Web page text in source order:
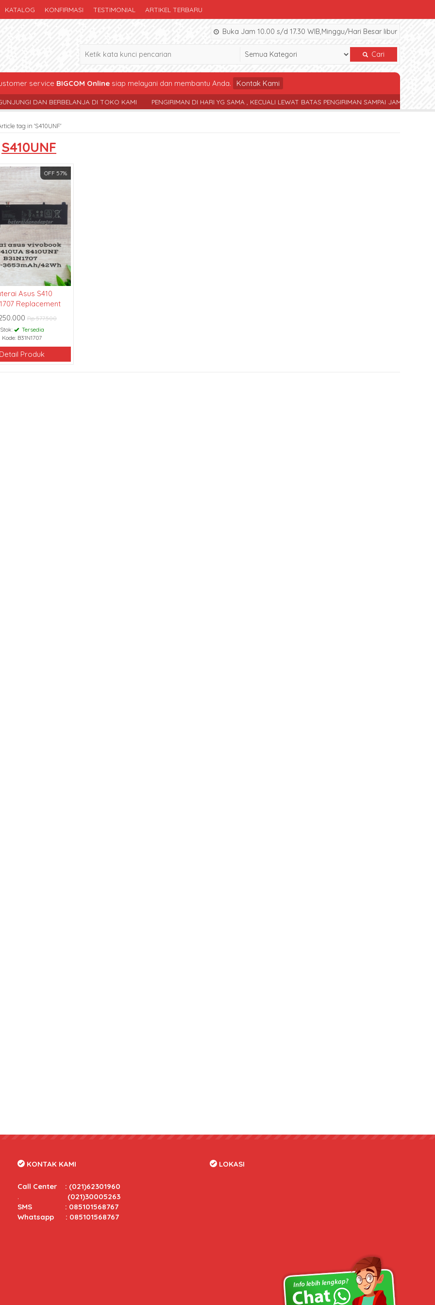
KATALOG KONFIRMASI TESTIMONIAL ARTIKEL TERBARU
Buka Jam 10.00 s/d 17.30 WIB,Minggu/Hari Besar libur
Cari
service BIGCOM Onlinesiap melayani dan membantu Anda. Kontak Kami
DAN BERBELANJA DI TOKO KAMI PENGIRIMAN DI HARI YG SAMA , KECUALI LEWAT BATAS PENGIRIMAN SAMPAI JAM 17.30 WIB
tag in 'S410UNF'
S410UNF
OFF 57%
Asus S410
Replacement
Rp 577.500
Stok:
Tersedia
Kode: B31N1707
Detail Produk
. (021)30005263
SMS : 085101568767
Whatsapp : 085101568767
Copyright © 2020 bateraidanadaptor.com - All rights reserved.